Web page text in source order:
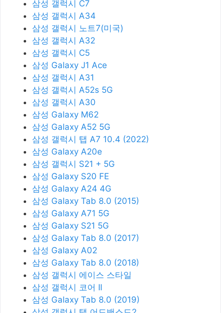
삼성 갤럭시 C7
삼성 갤럭시 A34
삼성 갤럭시 노트7(미국)
삼성 갤럭시 A32
삼성 갤럭시 C5
삼성 Galaxy J1 Ace
삼성 갤럭시 A31
삼성 갤럭시 A52s 5G
삼성 갤럭시 A30
삼성 Galaxy M62
삼성 Galaxy A52 5G
삼성 갤럭시 탭 A7 10.4 (2022)
삼성 Galaxy A20e
삼성 갤럭시 S21 + 5G
삼성 Galaxy S20 FE
삼성 Galaxy A24 4G
삼성 Galaxy Tab 8.0 (2015)
삼성 Galaxy A71 5G
삼성 Galaxy S21 5G
삼성 Galaxy Tab 8.0 (2017)
삼성 Galaxy A02
삼성 Galaxy Tab 8.0 (2018)
삼성 갤럭시 에이스 스타일
삼성 갤럭시 코어 II
삼성 Galaxy Tab 8.0 (2019)